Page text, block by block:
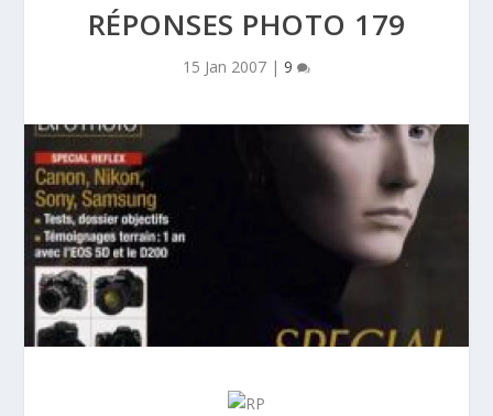
RÉPONSES PHOTO 179
15 Jan 2007 | 9